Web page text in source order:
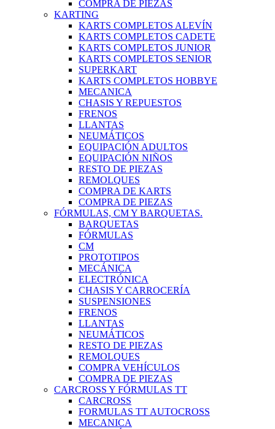
COMPRA DE PIEZAS
KARTING
KARTS COMPLETOS ALEVÍN
KARTS COMPLETOS CADETE
KARTS COMPLETOS JUNIOR
KARTS COMPLETOS SENIOR
SUPERKART
KARTS COMPLETOS HOBBYE
MECANICA
CHASIS Y REPUESTOS
FRENOS
LLANTAS
NEUMÁTICOS
EQUIPACIÓN ADULTOS
EQUIPACIÓN NIÑOS
RESTO DE PIEZAS
REMOLQUES
COMPRA DE KARTS
COMPRA DE PIEZAS
FÓRMULAS, CM Y BARQUETAS.
BARQUETAS
FÓRMULAS
CM
PROTOTIPOS
MECÁNICA
ELECTRÓNICA
CHASIS Y CARROCERÍA
SUSPENSIONES
FRENOS
LLANTAS
NEUMÁTICOS
RESTO DE PIEZAS
REMOLQUES
COMPRA VEHÍCULOS
COMPRA DE PIEZAS
CARCROSS Y FÓRMULAS TT
CARCROSS
FORMULAS TT AUTOCROSS
MECANICA